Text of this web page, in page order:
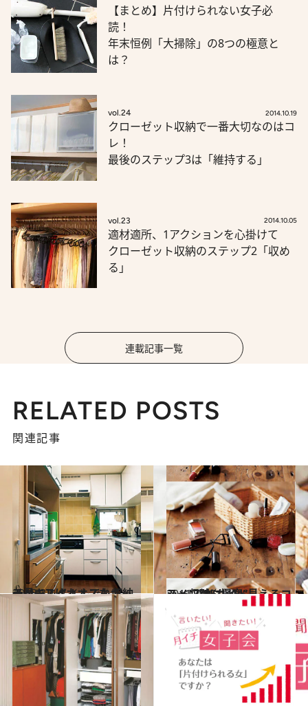
【まとめ】片付けられない女子必
読！
年末恒例「大掃除」の8つの極意と
は？
vol.24 2014.10.19
クローゼット収納で一番大切なのはコ
レ！
最後のステップ3は「維持する」
vol.23 2014.10.05
適材適所、1アクションを心掛けて
クローゼット収納のステップ2「収め
る」
連載記事一覧
RELATED POSTS
関連記事
2013.3.1
一見キレイ！ でも収納スペースはカオスなキッチン
ライフスタイル 2011.7.29
シーン別に提案“見えるコスメ収納”ガイド
ライフスタイル